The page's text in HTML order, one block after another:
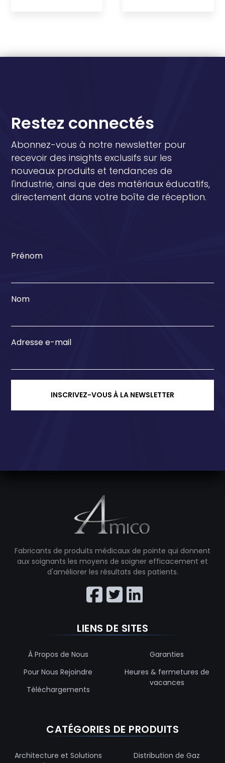
Restez connectés
Abonnez-vous à notre newsletter pour
recevoir des insights exclusifs sur les
nouveaux produits et tendances de
l'industrie, ainsi que des matériaux éducatifs,
directement dans votre boîte de réception.
Prénom
Nom
Adresse e-mail
INSCRIVEZ-VOUS À LA NEWSLETTER
Fabricants de produits médicaux de pointe qui donnent
aux soignants les moyens de soigner efficacement et
d'améliorer les résultats des patients.
LIENS DE SITES
À Propos de Nous
Pour Nous Rejoindre
Téléchargements
Garanties
Heures & fermetures de
vacances
CATÉGORIES DE PRODUITS
Architecture et Solutions
Distribution de Gaz